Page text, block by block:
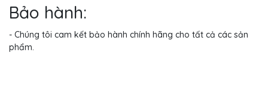
Bảo hành:
- Chúng tôi cam kết bảo hành chính hãng cho tất cả các sản
phẩm.